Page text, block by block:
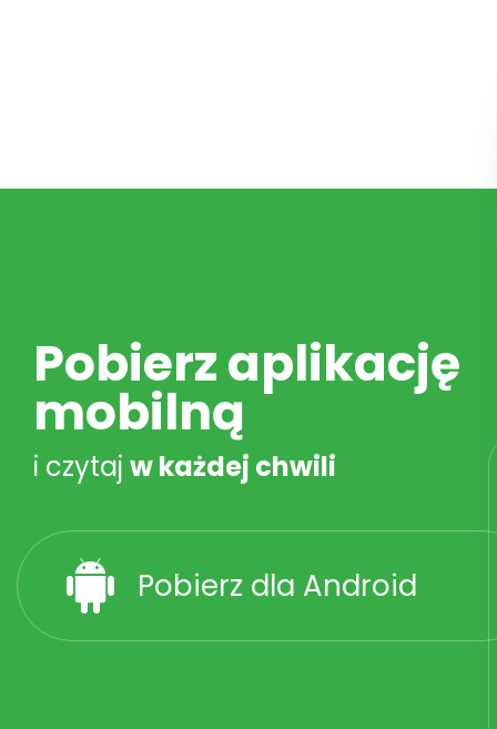
Pobierz aplikację
mobilną
i czytaj w każdej chwili
Pobierz dla Android